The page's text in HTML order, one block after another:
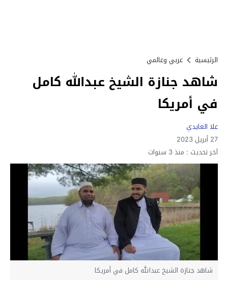
الرئيسية عربي وعالمي
شاهد جنازة الشيخ عبدالله كامل
في أمريكا
علا العايدي
27 أبريل 2023
آخر تحديث : منذ 3 سنوات
شاهد جنازة الشيخ عبدالله كامل في أمريكا